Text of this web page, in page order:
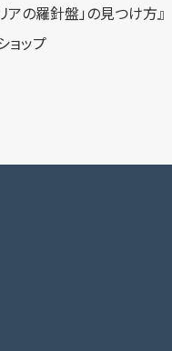
アの羅針盤」の見つけ方』
ョップ